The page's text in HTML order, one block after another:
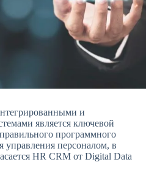
и
является ключевой
программного
управления персоналом, в
HR CRM от Digital Data